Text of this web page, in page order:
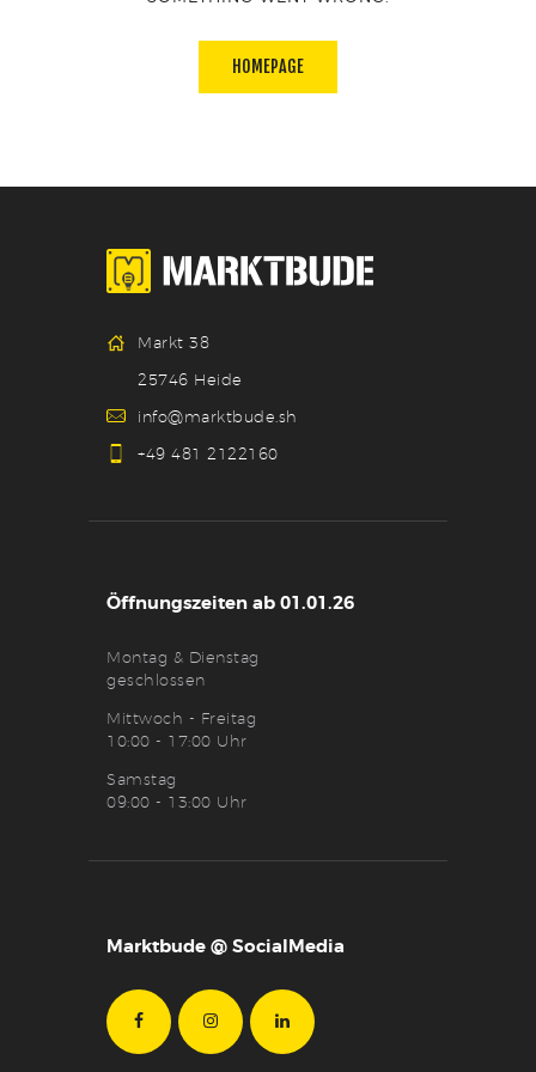
HOMEPAGE
Markt 38
25746 Heide
info@marktbude.sh
+49 481 2122160
Öffnungszeiten ab 01.01.26
Montag & Dienstag
geschlossen
Mittwoch - Freitag
10:00 - 17:00 Uhr
Samstag
09:00 - 13:00 Uhr
Marktbude @ SocialMedia